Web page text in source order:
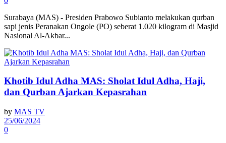
Surabaya (MAS) - Presiden Prabowo Subianto melakukan qurban
sapi jenis Peranakan Ongole (PO) seberat 1.020 kilogram di Masjid
Nasional Al-Akbar...
Khotib Idul Adha MAS: Sholat Idul Adha, Haji,
dan Qurban Ajarkan Kepasrahan
by MAS TV
25/06/2024
0